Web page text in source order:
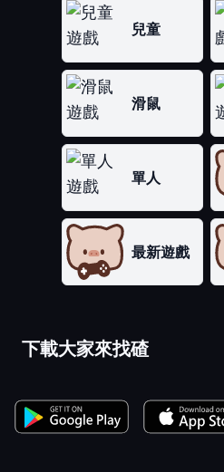
兒童
滑鼠
單人
最新遊戲
下載大家來找碴